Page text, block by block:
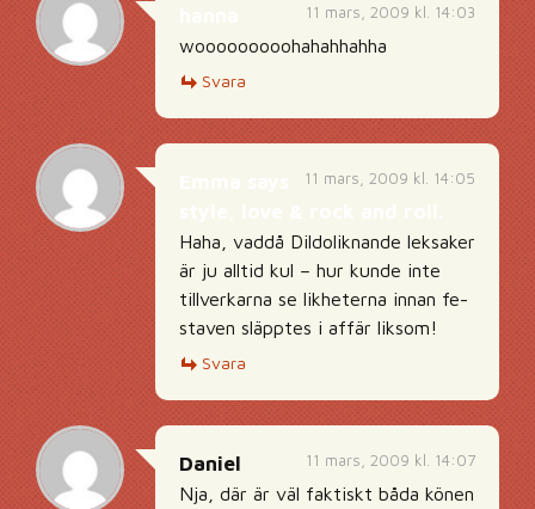
11 mars, 2009 kl. 14:03
wooooooooohahahhahha
Svara
11 mars, 2009 kl. 14:05
Haha, vaddå Dildoliknande leksaker
är ju alltid kul – hur kunde inte
tillverkarna se likheterna innan fe-
staven släpptes i affär liksom!
Svara
11 mars, 2009 kl. 14:07
Daniel
Nja, där är väl faktiskt båda könen